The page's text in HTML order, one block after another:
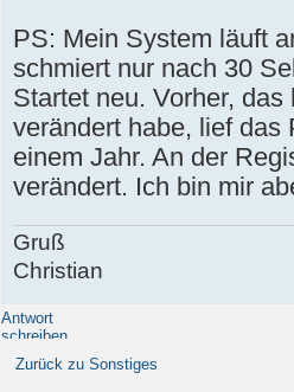
PS: Mein System läuft
schmiert nur nach 30
Startet neu. Vorher,
verändert habe, lief das
einem Jahr. An der
verändert. Ich bin mir
Gruß
Christian
Antwort
schreiben
Zurück zu Sonstiges